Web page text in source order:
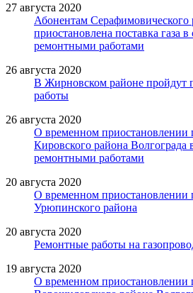
27 августа 2020
Абонентам Серафимовического
приостановлена поставка газа
ремонтными работами
26 августа 2020
В Жирновском районе пройдут
работы
26 августа 2020
О временном приостановлении
Кировского района Волгограда
ремонтными работами
20 августа 2020
О временном приостановлении
Урюпинского района
20 августа 2020
Ремонтные работы на
19 августа 2020
О временном приостановлении